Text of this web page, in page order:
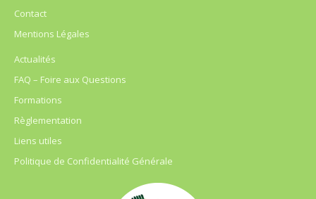
Contact
Mentions Légales
Actualités
FAQ – Foire aux Questions
Formations
Règlementation
Liens utiles
Politique de Confidentialité Générale